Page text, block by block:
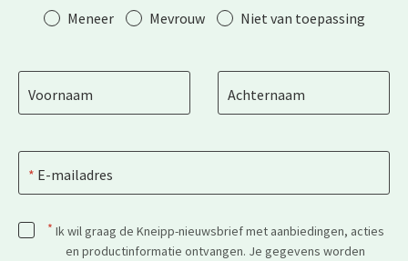
AanhefMeneer Mevrouw Niet van toepassing
Voornaam Achternaam
E-mailadres
* Ik wil graag de Kneipp-nieuwsbrief met aanbiedingen, acties
en productinformatie ontvangen. Je gegevens worden